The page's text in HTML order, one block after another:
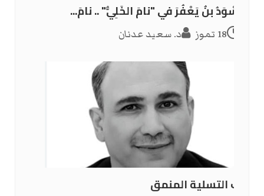
الأَسْوَدُ بنُ يَعْفُرَ في "نامَ الخَلِيُّ" .. نامَ...
18 تموز د. سعيد عدنان
أدب التسلية المنمق